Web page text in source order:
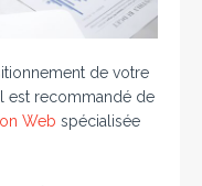
de votre
est recommandé de
Web spécialisée